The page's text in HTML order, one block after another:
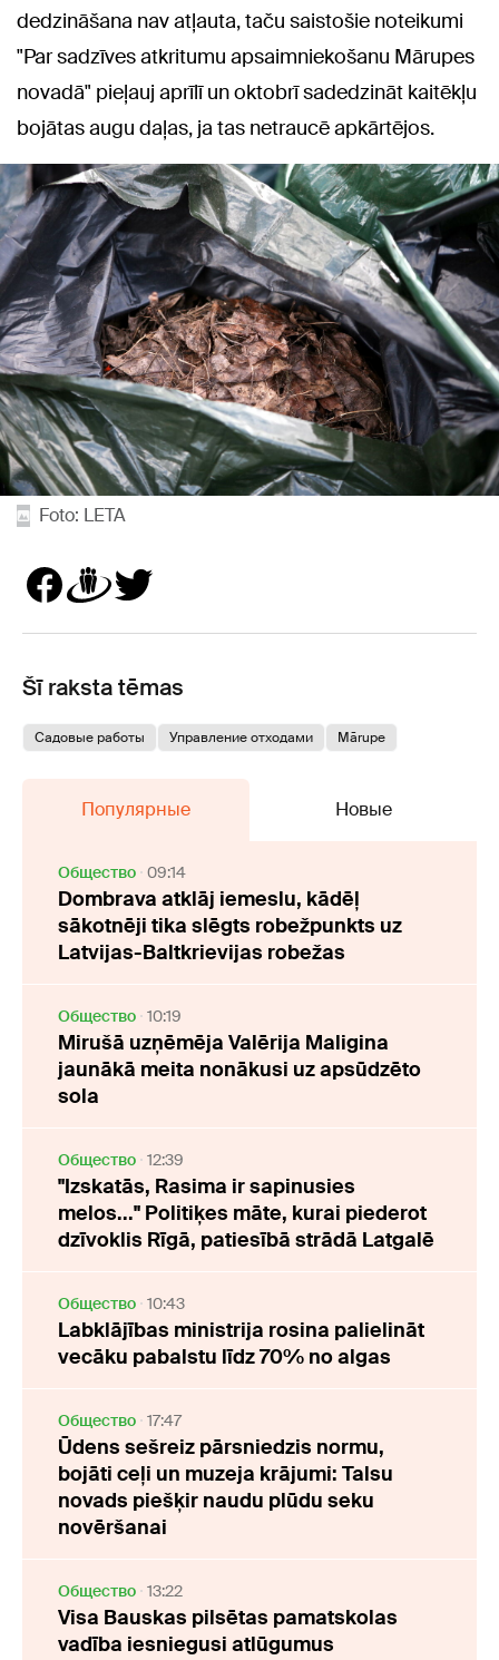
dedzināšana nav atļauta, taču saistošie noteikumi
"Par sadzīves atkritumu apsaimniekošanu Mārupes
novadā" pieļauj aprīlī un oktobrī sadedzināt kaitēkļu
bojātas augu daļas, ja tas netraucē apkārtējos.
Foto: LETA
Šī raksta tēmas
Садовые работы Управление отходами Mārupe
Популярные Новые
Oбщество 09:14
Dombrava atklāj iemeslu, kādēļ
sākotnēji tika slēgts robežpunkts uz
Latvijas-Baltkrievijas robežas
Oбщество 10:19
Mirušā uzņēmēja Valērija Maligina
jaunākā meita nonākusi uz apsūdzēto
sola
Oбщество 12:39
"Izskatās, Rasima ir sapinusies
melos..." Politiķes māte, kurai piederot
dzīvoklis Rīgā, patiesībā strādā Latgalē
Oбщество 10:43
Labklājības ministrija rosina palielināt
vecāku pabalstu līdz 70% no algas
Oбщество 17:47
Ūdens sešreiz pārsniedzis normu,
bojāti ceļi un muzeja krājumi: Talsu
novads piešķir naudu plūdu seku
novēršanai
Oбщество 13:22
Visa Bauskas pilsētas pamatskolas
vadība iesniegusi atlūgumus